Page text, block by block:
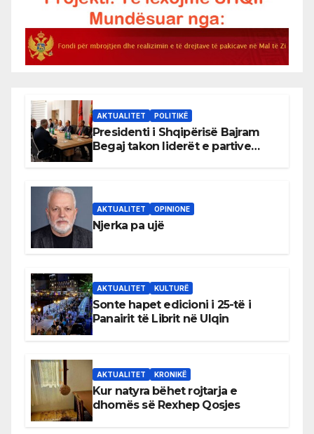
AKTUALITET POLITIKË
Presidenti i Shqipërisë Bajram
Begaj takon liderët e partive
AKTUALITET OPINIONE
Njerka pa ujë
AKTUALITET KULTURË
Sonte hapet edicioni i 25-të i
Panairit të Librit në Ulqin
AKTUALITET KRONIKË
Kur natyra bëhet rojtarja e
dhomës së Rexhep Qosjes